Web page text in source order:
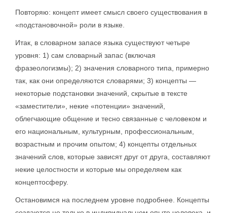
Повторяю: концепт имеет смысл своего существования в
«подстановочной» роли в языке.
Итак, в словарном запасе языка существуют четыре
уровня: 1) сам словарный запас (включая
фразеологизмы); 2) значения словарного типа, примерно
так, как они определяются словарями; 3) концепты —
некоторые подстановки значений, скрытые в тексте
«заместители», некие «потенции» значений,
облегчающие общение и тесно связанные с человеком и
его национальным, культурным, профессиональным,
возрастным и прочим опытом; 4) концепты отдельных
значений слов, которые зависят друг от друга, составляют
некие целостности и которые мы определяем как
концептосферу.
Остановимся на последнем уровне подробнее. Концепты